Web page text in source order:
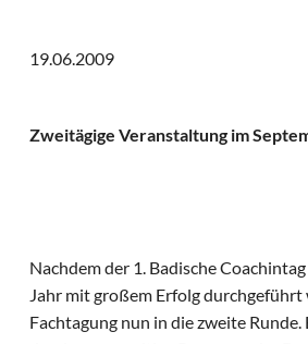
19.06.2009
Zweitägige Veranstaltung im
Nachdem der 1. Badische
Jahr mit großem Erfolg durchgeführt
Fachtagung nun in die zweite